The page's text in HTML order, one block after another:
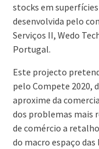
stocks em
desenvolvida pelo
Serviços II, Wedo
Portugal.
Este projecto
pelo Compete 2020,
aproxime da
dos problemas mais
de comércio a
do macro espaço